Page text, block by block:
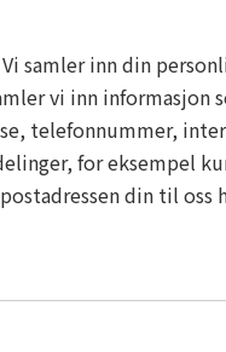
inn din
vi inn informasjon
telefonnummer,
for eksempel
din til